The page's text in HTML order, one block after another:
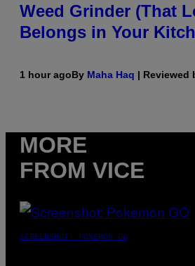
Weed Grinder (That
Belongs in Your
1 hour agoBy Maha Haq | Reviewed
MORE
FROM VICE
SCREENSHOT: POKEMON GO